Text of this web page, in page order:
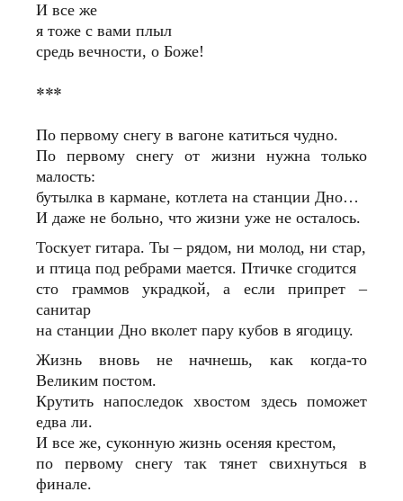
И все же
я тоже с вами плыл
средь вечности, о Боже!
***
По первому снегу в вагоне катиться чудно.
По первому снегу от жизни нужна только
малость:
бутылка в кармане, котлета на станции Дно…
И даже не больно, что жизни уже не осталось.
Тоскует гитара. Ты – рядом, ни молод, ни стар,
и птица под ребрами мается. Птичке сгодится
сто граммов украдкой, а если припрет –
санитар
на станции Дно вколет пару кубов в ягодицу.
Жизнь вновь не начнешь, как когда-то
Великим постом.
Крутить напоследок хвостом здесь поможет
едва ли.
И все же, суконную жизнь осеняя крестом,
по первому снегу так тянет свихнуться в
финале.